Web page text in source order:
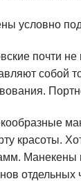
условно
почти
собой
красоты.
Манекены
отдельных